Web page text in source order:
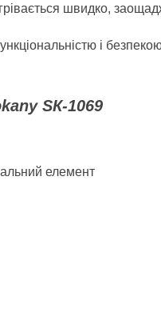
швидко,
і
SК-1069
елемент